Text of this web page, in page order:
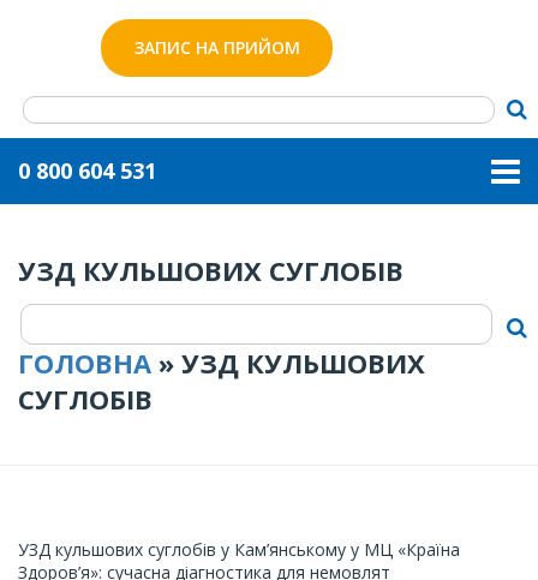
ЗАПИС НА ПРИЙОМ
0 800 604 531
УЗД КУЛЬШОВИХ СУГЛОБІВ
ГОЛОВНА » УЗД КУЛЬШОВИХ
СУГЛОБІВ
УЗД кульшових суглобів у Кам’янському у МЦ «Країна
Здоров’я»: сучасна діагностика для немовлят